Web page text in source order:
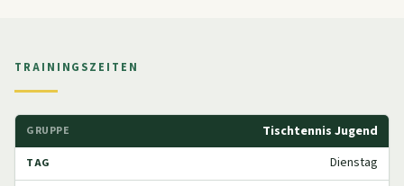
TRAININGSZEITEN
Tischtennis Jugend
Dienstag